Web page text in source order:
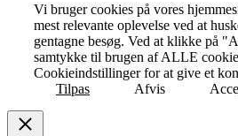
Vi bruger cookies på vores
mest relevante oplevelse ved at
gentagne besøg. Ved at klikke på
samtykke til brugen af ALLE
Cookieindstillinger for at give et
Tilpas
Afvis